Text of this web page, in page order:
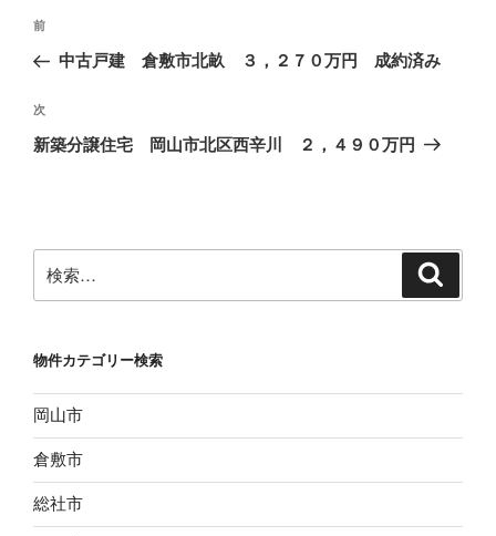
投
ナ
ビ
ゲ
ン
前
の
稿
前
中古戸建 倉敷市北畝 ３，２７０万円 成約済み
次
の
次
新築分譲住宅 岡山市北区西辛川 ２，４９０万円
索:
物件カテゴリー検索
岡山市
倉敷市
総社市